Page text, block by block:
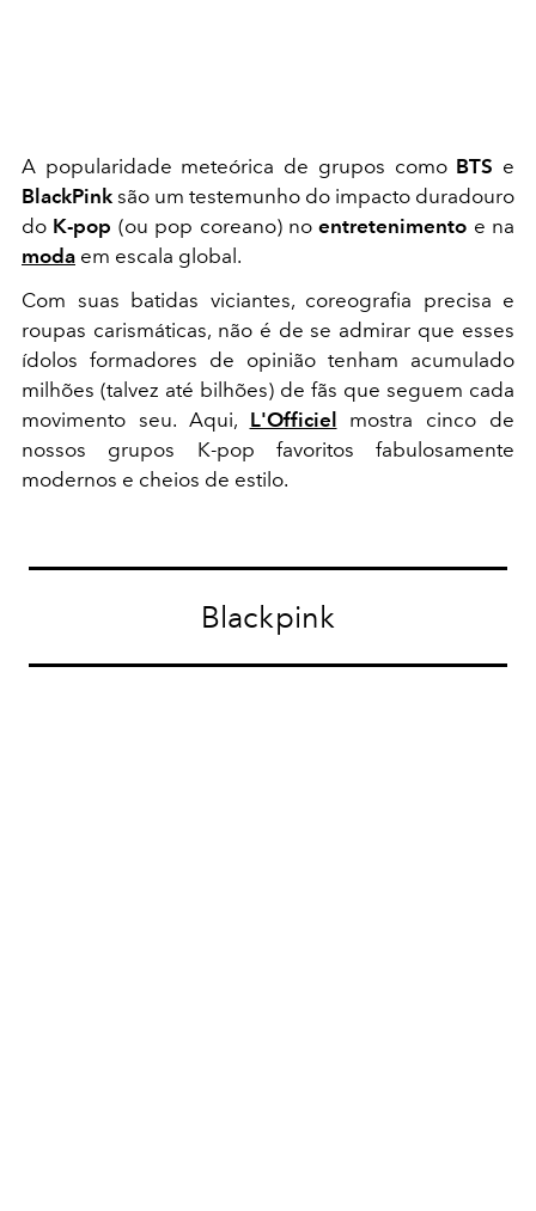
A popularidade meteórica de grupos como BTS e
BlackPink são um testemunho do impacto duradouro
do K-pop (ou pop coreano) noentretenimento e na
moda em escala global.
Com suas batidas viciantes, coreografia precisa e
roupas carismáticas, não é de se admirar que esses
ídolos formadores de opinião tenham acumulado
milhões (talvez até bilhões) de fãs que seguem cada
movimento seu. Aqui, L'Officiel mostra cinco de
nossos grupos K-pop favoritos fabulosamente
modernos e cheios de estilo.
Blackpink